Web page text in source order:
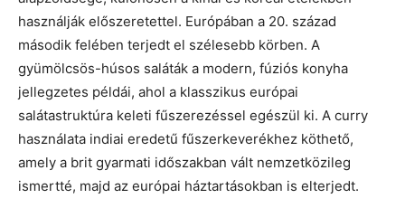
használják előszeretettel. Európában a 20. század
második felében terjedt el szélesebb körben. A
gyümölcsös-húsos saláták a modern, fúziós konyha
jellegzetes példái, ahol a klasszikus európai
salátastruktúra keleti fűszerezéssel egészül ki. A curry
használata indiai eredetű fűszerkeverékhez köthető,
amely a brit gyarmati időszakban vált nemzetközileg
ismertté, majd az európai háztartásokban is elterjedt.